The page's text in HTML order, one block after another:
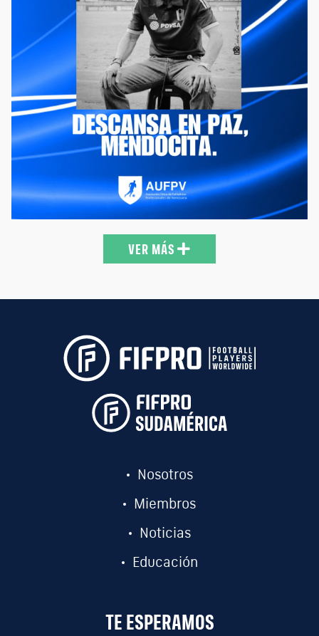
Considerado uno de los futbolistas venezolanos más grandes
de todos los tiempos. Desde la AUFPV, en nombre de los
jugadores del país, nos unimos en luto por el fallecimiento de
Luis Mendoza a sus 78 años. Mucha fuerza a sus familiares,
amigos y allegados. https://t.co/zuMUSKIT42
VER MÁS
Nosotros
Miembros
Noticias
Educación
TE ESPERAMOS